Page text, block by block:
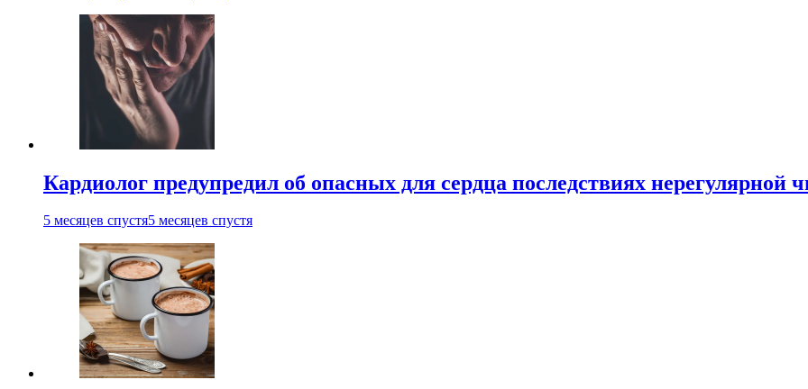
Кардиолог предупредил об опасных для сердца последствиях нерегулярной
5 месяцев спустя5 месяцев спустя